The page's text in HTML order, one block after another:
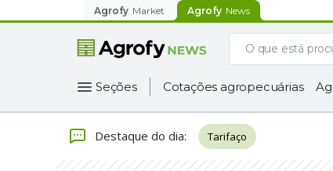
Agrofy Market Agrofy News
Seções Cotações agropecuárias
Destaque do dia: Tarifaço